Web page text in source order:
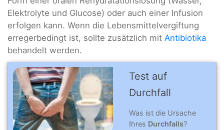
Elektrolyte und Glucose) oder auch einer Infusion
erfolgen kann. Wenn die Lebensmittelvergiftung
erregerbedingt ist, sollte zusätzlich mit Antibiotika
behandelt werden.
Test auf
Durchfall
Was ist die Ursache
Ihres Durchfalls?